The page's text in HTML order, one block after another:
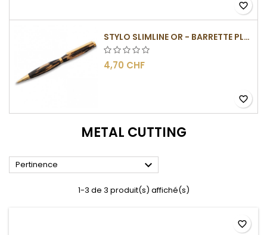
favorite_border
STYLO SLIMLINE OR - BARRETTE PLATE
4,70 CHF
favorite_border
METAL CUTTING
Pertinence 
1-3 de 3 produit(s) affiché(s)
favorite_border